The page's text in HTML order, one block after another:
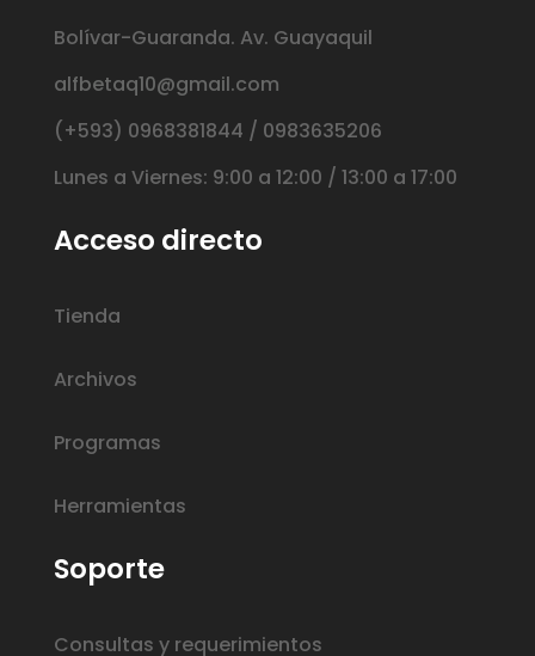
Bolívar-Guaranda. Av. Guayaquil
alfbetaq10@gmail.com
(+593) 0968381844 / 0983635206
Lunes a Viernes: 9:00 a 12:00 / 13:00 a 17:00
Acceso directo
Tienda
Archivos
Programas
Herramientas
Soporte
Consultas y requerimientos